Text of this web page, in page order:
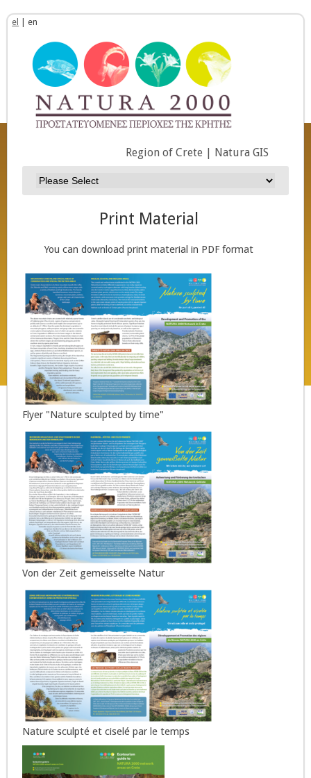
el | en
Region of Crete | Natura GIS
Print Material
You can download print material in PDF format
Flyer "Nature sculpted by time"
Von der Zeit gemeisselte Natur
Nature sculpté et ciselé par le temps